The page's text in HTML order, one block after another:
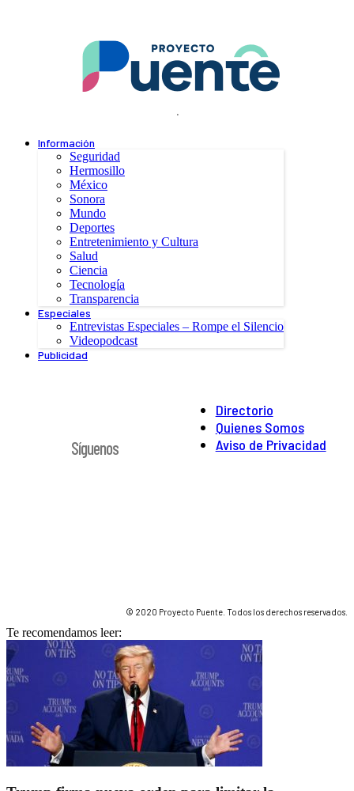
.
Información
Seguridad
Hermosillo
México
Sonora
Mundo
Deportes
Entretenimiento y Cultura
Salud
Ciencia
Tecnología
Transparencia
Especiales
Entrevistas Especiales – Rompe el Silencio
Videopodcast
Publicidad
Directorio
Quienes Somos
Aviso de Privacidad
Síguenos
© 2020 Proyecto Puente. Todos los derechos reservados.
Te recomendamos leer: